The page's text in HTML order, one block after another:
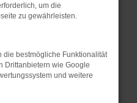
die Seite in einem
in einem privaten
vorübergehende
um die
zu gewährleisten.
die bestmögliche Funktionalität
Drittanbietern wie Google
und weitere